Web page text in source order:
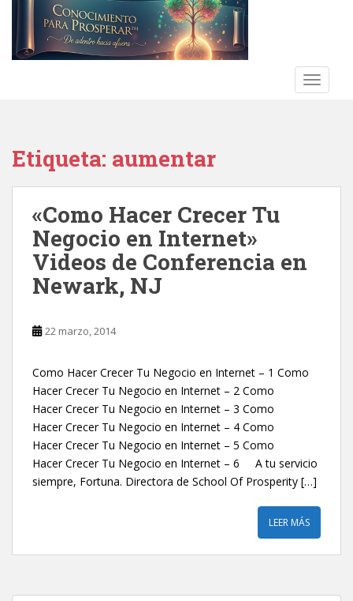
Etiqueta: aumentar
«Como Hacer Crecer Tu
Negocio en Internet»
Videos de Conferencia en
Newark, NJ
22 marzo, 2014
Como Hacer Crecer Tu Negocio en Internet – 1 Como
Hacer Crecer Tu Negocio en Internet – 2 Como
Hacer Crecer Tu Negocio en Internet – 3 Como
Hacer Crecer Tu Negocio en Internet – 4 Como
Hacer Crecer Tu Negocio en Internet – 5 Como
Hacer Crecer Tu Negocio en Internet – 6 A tu servicio
siempre, Fortuna. Directora de School Of Prosperity […]
LEER MÁS